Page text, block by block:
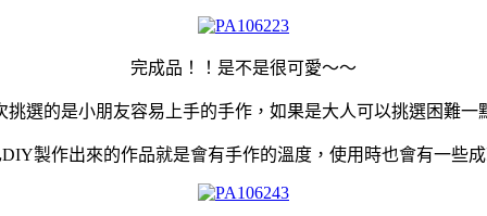
完成品！！是不是很可愛～～
挑選的是小朋友容易上手的手作，如果是大人可以挑選困難一
製作出來的作品就是會有手作的溫度，使用時也會有一些